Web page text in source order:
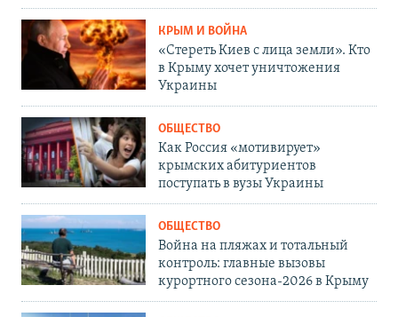
КРЫМ И ВОЙНА
«Стереть Киев с лица земли». Кто
в Крыму хочет уничтожения
Украины
ОБЩЕСТВО
Как Россия «мотивирует»
крымских абитуриентов
поступать в вузы Украины
ОБЩЕСТВО
Война на пляжах и тотальный
контроль: главные вызовы
курортного сезона-2026 в Крыму